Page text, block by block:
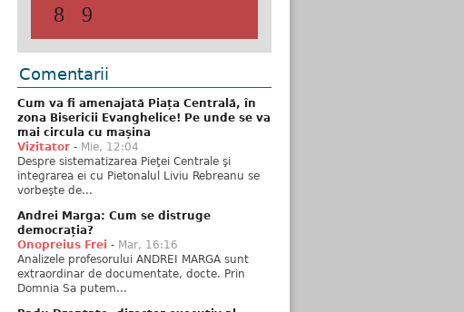
8
9
Comentarii
Cum va fi amenajată Piața Centrală, în
zona Bisericii Evanghelice! Pe unde se va
mai circula cu mașina
Vizitator - Mie, 12:04
Despre sistematizarea Pieţei Centrale şi
integrarea ei cu Pietonalul Liviu Rebreanu se
vorbeşte de...
Andrei Marga: Cum se distruge
democrația?
Onopreius Frei - Mar, 16:16
Analizele profesorului ANDREI MARGA sunt
extraordinar de documentate, docte. Prin
Domnia Sa putem...